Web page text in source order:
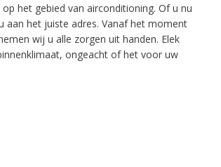
het gebied van airconditioning. Of u nu
het juiste adres. Vanaf het moment
wij u alle zorgen uit handen. Elek
ongeacht of het voor uw